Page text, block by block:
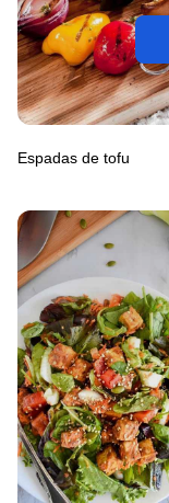
Espadas de tofu